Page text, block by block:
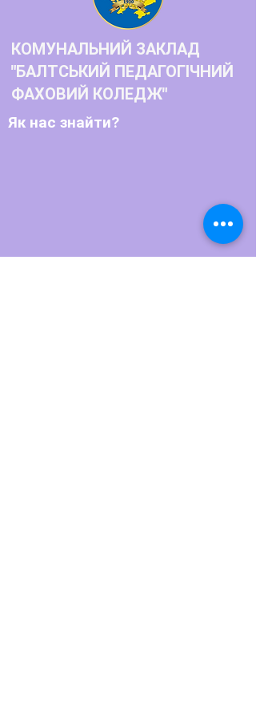
КОМУНАЛЬНИЙ ЗАКЛАД
"БАЛТСЬКИЙ ПЕДАГОГІЧНИЙ
ФАХОВИЙ КОЛЕДЖ"
Як нас знайти?